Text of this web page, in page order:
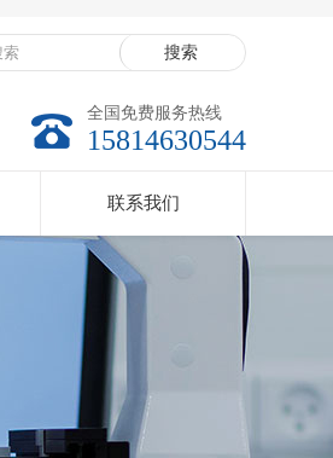
全国免费服务热线
15814630544
联系我们